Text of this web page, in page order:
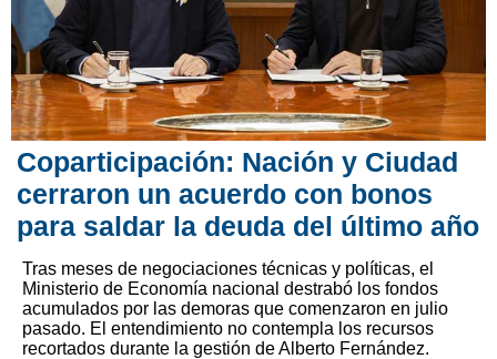
Coparticipación: Nación y Ciudad
cerraron un acuerdo con bonos
para saldar la deuda del último año
Tras meses de negociaciones técnicas y políticas, el
Ministerio de Economía nacional destrabó los fondos
acumulados por las demoras que comenzaron en julio
pasado. El entendimiento no contempla los recursos
recortados durante la gestión de Alberto Fernández.